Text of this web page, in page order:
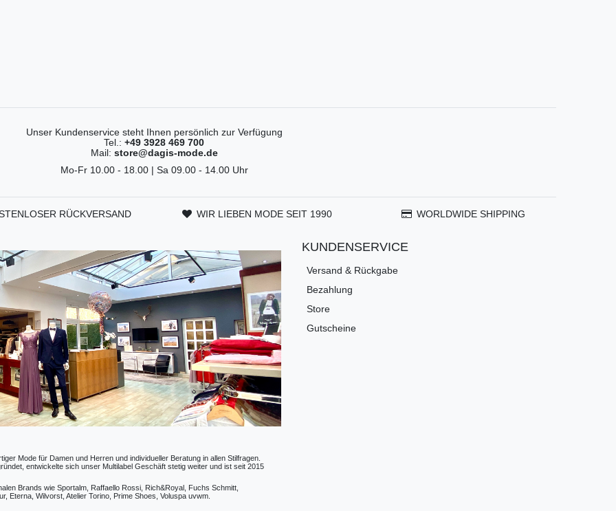
Unser Kundenservice steht Ihnen persönlich zur Verfügung
Tel.: +49 3928 469 700
Mail: store@dagis-mode.de
Mo-Fr 10.00 - 18.00 | Sa 09.00 - 14.00 Uhr
RÜCKVERSAND WIR LIEBEN MODE SEIT 1990 WORLDWIDE SHIPPING
Mode für Damen und Herren und individueller Beratung in allen Stilfragen.
entwickelte sich unser Multilabel Geschäft stetig weiter und ist seit 2015
Brands wie Sportalm, Raffaello Rossi, Rich&Royal, Fuchs Schmitt,
Eterna, Wilvorst, Atelier Torino, Prime Shoes, Voluspa uvwm.
KUNDENSERVICE
Versand & Rückgabe
Bezahlung
Store
Gutscheine